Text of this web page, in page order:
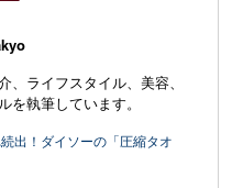
ライフスタイル、美容、
執筆しています。
出！ダイソーの「圧縮タオ